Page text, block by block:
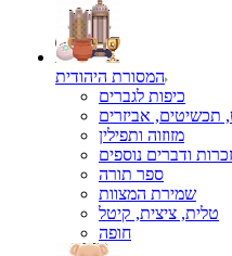
המסורת היהודית
כיפות לגברים
תכשיטים, אביזרים
מזוזוה ותפילין
ודברים נוספים
ספר תורה
שמירת המצוות
טלית, ציצית, קיטל